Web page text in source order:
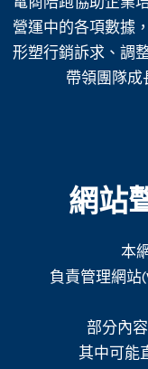
營運中的各項數據
形塑行銷訴求、調
帶領團隊成
網站
本
負責管理網
部分內
其中可能